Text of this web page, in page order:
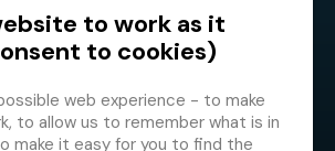
Главный партнер
to work as it
to cookies)
web experience - to make
to allow us to remember what is in
make it easy for you to find the